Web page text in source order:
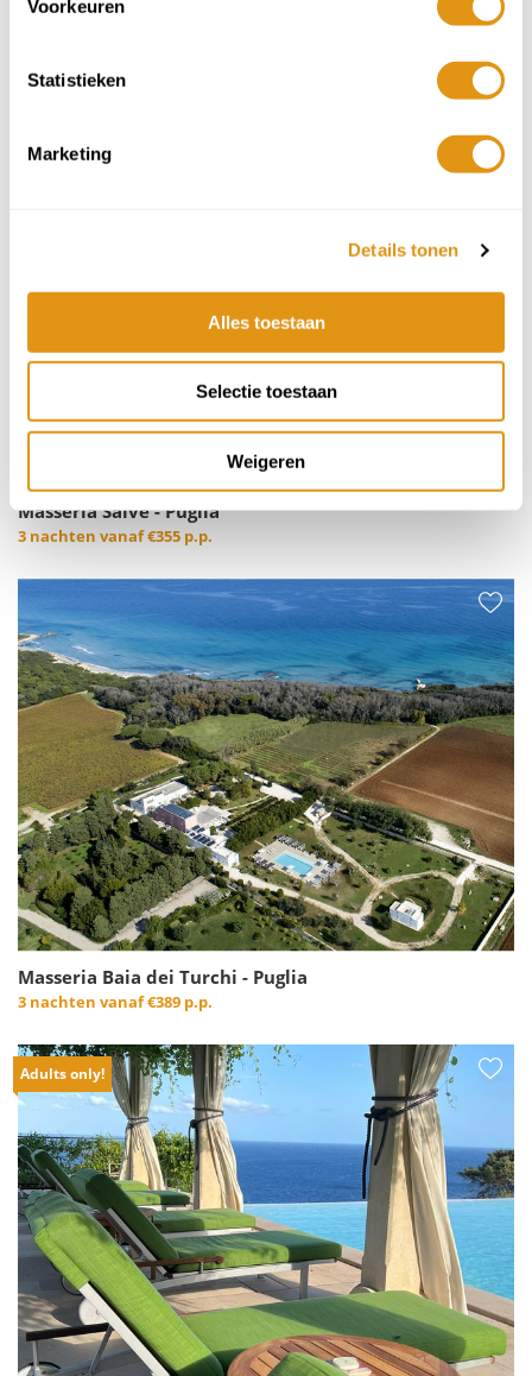
Voorkeuren
Statistieken
Marketing
Details tonen
Alles toestaan
Selectie toestaan
Weigeren
prijs op aanvraag
Masseria Salve - Puglia
3 nachten vanaf€355 p.p.
Masseria Baia dei Turchi - Puglia
3 nachten vanaf€389 p.p.
Adults only!